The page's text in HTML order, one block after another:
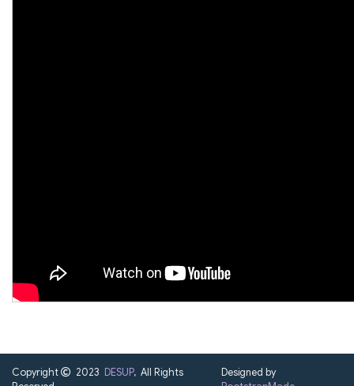
Copyright 2023 DESUP, All Rights
Designed by